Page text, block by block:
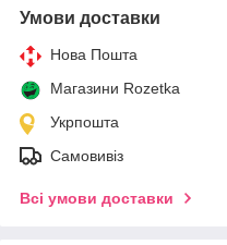
Умови доставки
Нова Пошта
Магазини Rozetka
Укрпошта
Самовивіз
Всі умови доставки